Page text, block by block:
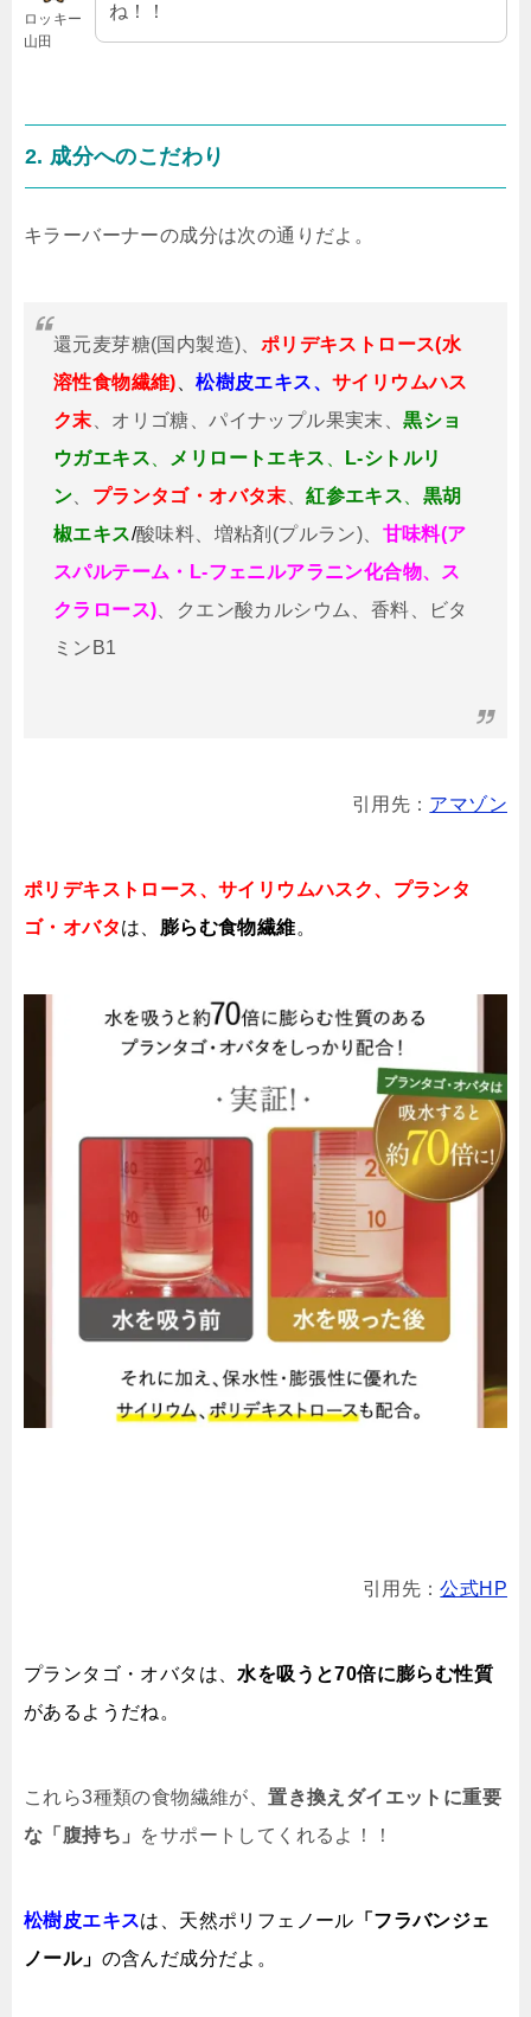
ロッキー
山田
ね！！
2. 成分へのこだわり
キラーバーナーの成分は次の通りだよ。
還元麦芽糖(国内製造)、 ポリデキストロース(水
溶性食物繊維) 、松樹皮エキス、サイリウムハス
ク末 、オリゴ糖、パイナップル果実末、黒ショ
ウガエキス
メリロートエキス
L-シトルリ
ン
プランタゴ・オバタ末 、紅参エキス
黒胡
椒エキス/酸味料、増粘剤(プルラン)、 甘味料(ア
スパルテーム・L-フェニルアラニン化合物、ス
クラロース) 、クエン酸カルシウム、香料、ビタ
ミンB1
引用先： アマゾン
ポリデキストロース、サイリウムハスク、プランタ
ゴ・オバタは、 膨らむ食物繊維。
引用先：公式HP
プランタゴ・オバタは、 水を吸うと70倍に膨らむ性質
があるようだね。
これら3種類の食物繊維が、置き換えダイエットに重要
な「腹持ち」 をサポートしてくれるよ！！
松樹皮エキスは、天然ポリフェノール 「フラバンジェ
ノール」 の含んだ成分だよ。